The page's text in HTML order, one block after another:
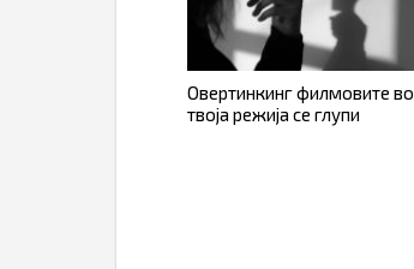
Овертинкинг филмовите во
твоја режија се глупи